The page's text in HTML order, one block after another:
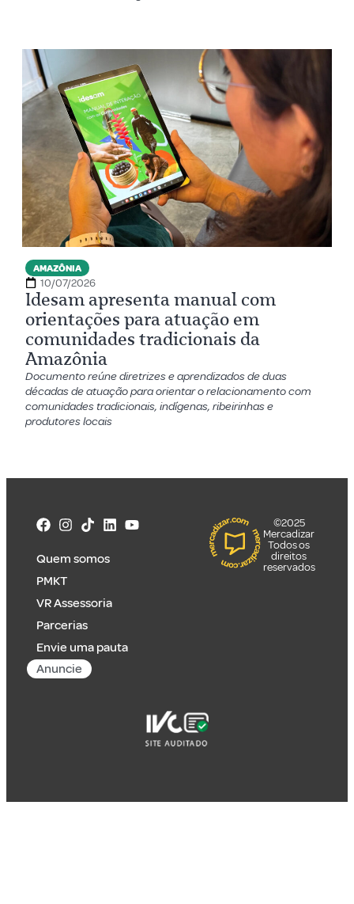
AMAZÔNIA
10/07/2026
Idesam apresenta manual com
orientações para atuação em
comunidades tradicionais da
Amazônia
Documento reúne diretrizes e aprendizados de duas
décadas de atuação para orientar o relacionamento com
comunidades tradicionais, indígenas, ribeirinhas e
produtores locais
Quem somos
PMKT
VR Assessoria
Parcerias
Envie uma pauta
Anuncie
©2025
Mercadizar
Todos os
direitos
reservados